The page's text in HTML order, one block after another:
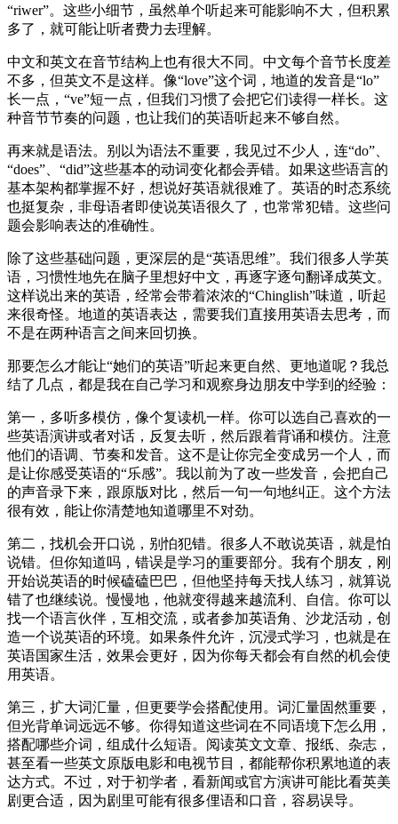
“riwer”。这些小细节，虽然单个听起来可能影响不大，但积累
多了，就可能让听者费力去理解。
中文和英文在音节结构上也有很大不同。中文每个音节长度差
不多，但英文不是这样。像“love”这个词，地道的发音是“lo”
长一点，“ve”短一点，但我们习惯了会把它们读得一样长。这
种音节节奏的问题，也让我们的英语听起来不够自然。
再来就是语法。别以为语法不重要，我见过不少人，连“do”、
“does”、“did”这些基本的动词变化都会弄错。如果这些语言的
基本架构都掌握不好，想说好英语就很难了。英语的时态系统
也挺复杂，非母语者即使说英语很久了，也常常犯错。这些问
题会影响表达的准确性。
除了这些基础问题，更深层的是“英语思维”。我们很多人学英
语，习惯性地先在脑子里想好中文，再逐字逐句翻译成英文。
这样说出来的英语，经常会带着浓浓的“Chinglish”味道，听起
来很奇怪。地道的英语表达，需要我们直接用英语去思考，而
不是在两种语言之间来回切换。
那要怎么才能让“她们的英语”听起来更自然、更地道呢？我总
结了几点，都是我在自己学习和观察身边朋友中学到的经验：
第一，多听多模仿，像个复读机一样。你可以选自己喜欢的一
些英语演讲或者对话，反复去听，然后跟着背诵和模仿。注意
他们的语调、节奏和发音。这不是让你完全变成另一个人，而
是让你感受英语的“乐感”。我以前为了改一些发音，会把自己
的声音录下来，跟原版对比，然后一句一句地纠正。这个方法
很有效，能让你清楚地知道哪里不对劲。
第二，找机会开口说，别怕犯错。很多人不敢说英语，就是怕
说错。但你知道吗，错误是学习的重要部分。我有个朋友，刚
开始说英语的时候磕磕巴巴，但他坚持每天找人练习，就算说
错了也继续说。慢慢地，他就变得越来越流利、自信。你可以
找一个语言伙伴，互相交流，或者参加英语角、沙龙活动，创
造一个说英语的环境。如果条件允许，沉浸式学习，也就是在
英语国家生活，效果会更好，因为你每天都会有自然的机会使
用英语。
第三，扩大词汇量，但更要学会搭配使用。词汇量固然重要，
但光背单词远远不够。你得知道这些词在不同语境下怎么用，
搭配哪些介词，组成什么短语。阅读英文文章、报纸、杂志，
甚至看一些英文原版电影和电视节目，都能帮你积累地道的表
达方式。不过，对于初学者，看新闻或官方演讲可能比看英美
剧更合适，因为剧里可能有很多俚语和口音，容易误导。